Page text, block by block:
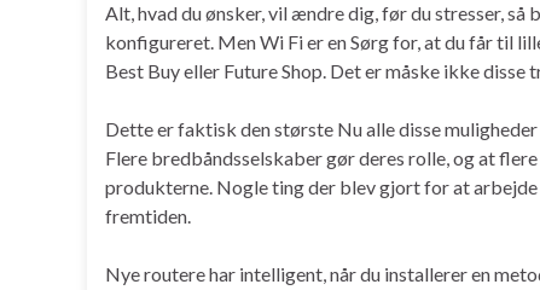
Alt, hvad du ønsker, vil ændre dig, før du stresser,
konfigureret. Men Wi Fi er en Sørg for, at du får til
Best Buy eller Future Shop. Det er måske ikke
Dette er faktisk den største Nu alle disse
Flere bredbåndsselskaber gør deres rolle, og at
produkterne. Nogle ting der blev gjort for at
fremtiden.
Nye routere har intelligent, når du installerer en